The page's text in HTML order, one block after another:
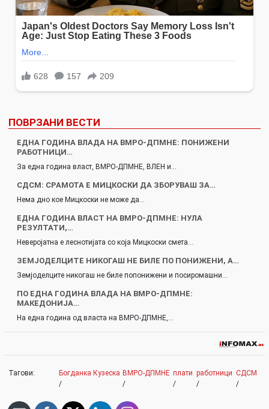
ПОВРЗАНИ ВЕСТИ
ЕДНА ГОДИНА ВЛАДА НА ВМРО-ДПМНЕ: ПОНИЖЕНИ
РАБОТНИЦИ…
За една година власт, ВМРО-ДПМНЕ, ВЛЕН и…
СДСМ: СРАМОТА Е МИЦКОСКИ ДА ЗБОРУВАШ ЗА…
Нема дно кое Мицкоски не може да…
ЕДНА ГОДИНА ВЛАСТ НА ВМРО-ДПМНЕ: НУЛА
РЕЗУЛТАТИ,…
Неверојатна е леснотијата со која Мицкоски смета…
ЗЕМЈОДЕЛЦИТЕ НИКОГАШ НЕ БИЛЕ ПО ПОНИЖЕНИ, А…
Земјоделците никогаш не биле попонижени и посиромашни…
ПО ЕДНА ГОДИНА ВЛАДА НА ВМРО-ДПМНЕ:
МАКЕДОНИЈА…
На една година од власта на ВМРО-ДПМНЕ,…
Тагови:
Богданка Кузеска
/
ВМРО-ДПМНЕ
/
плати
/
работници
/
СДСМ
/